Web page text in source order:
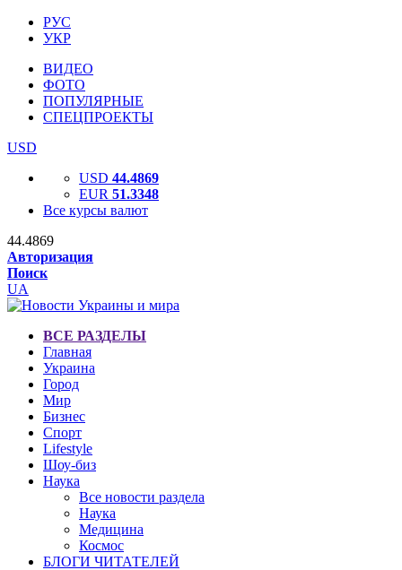
РУС
УКР
ВИДЕО
ФОТО
ПОПУЛЯРНЫЕ
СПЕЦПРОЕКТЫ
USD
USD 44.4869
EUR 51.3348
Все курсы валют
44.4869
Авторизация
Поиск
UA
ВСЕ РАЗДЕЛЫ
Главная
Украина
Город
Мир
Бизнес
Спорт
Lifestyle
Шоу-биз
Наука
Все новости раздела
Наука
Медицина
Космос
БЛОГИ ЧИТАТЕЛЕЙ